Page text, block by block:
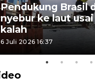
Pendukung Brasil
nyebur ke laut
kalah
6 Juli 2026 16:37